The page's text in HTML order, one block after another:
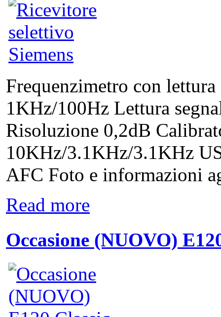
Frequenzimetro con
1KHz/100Hz Lettura
Risoluzione 0,2dB
10KHz/3.1KHz/3.1KHz
AFC Foto e informazioni
Read more
Occasione (NUOVO)